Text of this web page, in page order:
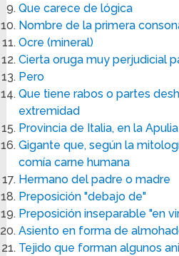
Que carece de lógica
Nombre de la primera
Ocre (mineral)
Cierta oruga muy perjudicial
Pero
Que tiene rabos o partes
extremidad
Provincia de Italia, en la Apulia
Gigante que, según la
comía carne humana
Hermano del padre o madre
Preposición "debajo de"
Preposición inseparable "en
Asiento en forma de
Tejido que forman algunos